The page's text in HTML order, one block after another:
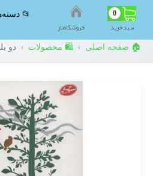
0
سبد‌خرید فروشگاه‌ناز
📂
🏠 صفحه اصلی › 🛍️ محصولات › دو